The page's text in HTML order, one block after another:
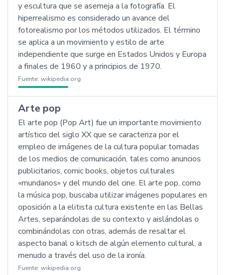
y escultura que se asemeja a la fotografía. El
hiperrealismo es considerado un avance del
fotorealismo por los métodos utilizados. El término
se aplica a un movimiento y estilo de arte
independiente que surge en Estados Unidos y Europa
a finales de 1960 y a principios de 1970.
Fuente: wikipedia.org
Arte pop
El arte pop (Pop Art) fue un importante movimiento
artístico del siglo XX que se caracteriza por el
empleo de imágenes de la cultura popular tomadas
de los medios de comunicación, tales como anuncios
publicitarios, comic books, objetos culturales
«mundanos» y del mundo del cine. El arte pop, como
la música pop, buscaba utilizar imágenes populares en
oposición a la elitista cultura existente en las Bellas
Artes, separándolas de su contexto y aislándolas o
combinándolas con otras, además de resaltar el
aspecto banal o kitsch de algún elemento cultural, a
menudo a través del uso de la ironía.
Fuente: wikipedia.org